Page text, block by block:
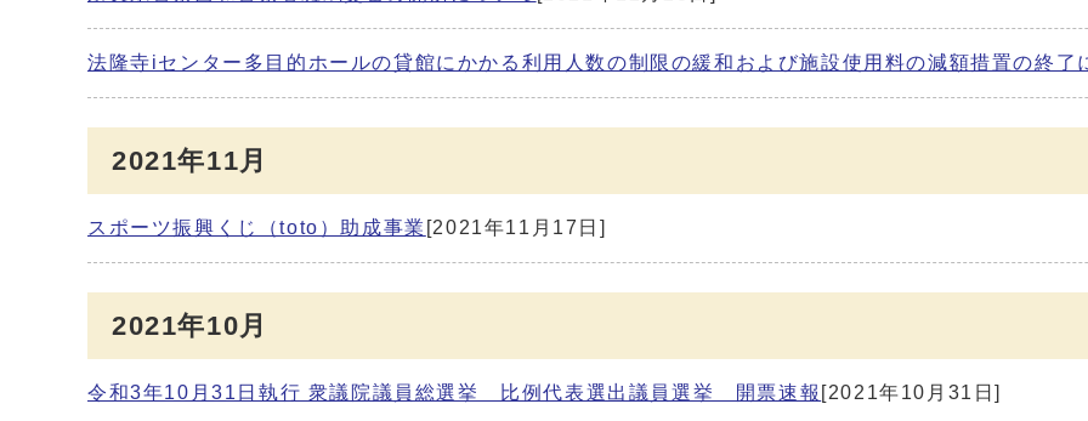
法隆寺iセンター多目的ホールの貸館にかかる利用人数の制限の緩和および施設使用料の減額措置の終了
2021年11月
スポーツ振興くじ（toto）助成事業 [2021年11月17日]
2021年10月
令和3年10月31日執行 衆議院議員総選挙 比例代表選出議員選挙 開票速報 [2021年10月31日]